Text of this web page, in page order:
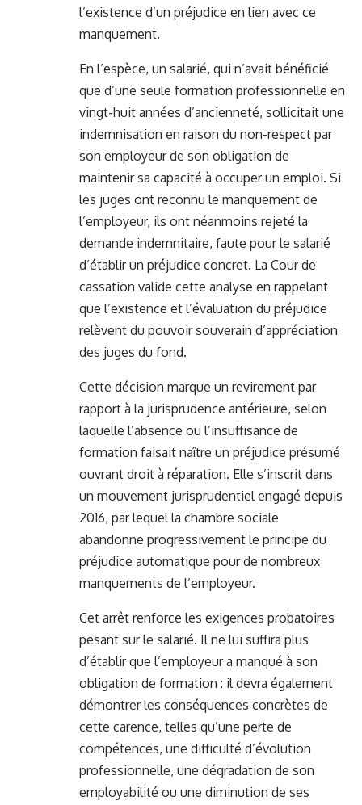
l’existence d’un préjudice en lien avec ce
manquement.
En l’espèce, un salarié, qui n’avait bénéficié
que d’une seule formation professionnelle en
vingt-huit années d’ancienneté, sollicitait une
indemnisation en raison du non-respect par
son employeur de son obligation de
maintenir sa capacité à occuper un emploi. Si
les juges ont reconnu le manquement de
l’employeur, ils ont néanmoins rejeté la
demande indemnitaire, faute pour le salarié
d’établir un préjudice concret. La Cour de
cassation valide cette analyse en rappelant
que l’existence et l’évaluation du préjudice
relèvent du pouvoir souverain d’appréciation
des juges du fond.
Cette décision marque un revirement par
rapport à la jurisprudence antérieure, selon
laquelle l’absence ou l’insuffisance de
formation faisait naître un préjudice présumé
ouvrant droit à réparation. Elle s’inscrit dans
un mouvement jurisprudentiel engagé depuis
2016, par lequel la chambre sociale
abandonne progressivement le principe du
préjudice automatique pour de nombreux
manquements de l’employeur.
Cet arrêt renforce les exigences probatoires
pesant sur le salarié. Il ne lui suffira plus
d’établir que l’employeur a manqué à son
obligation de formation : il devra également
démontrer les conséquences concrètes de
cette carence, telles qu’une perte de
compétences, une difficulté d’évolution
professionnelle, une dégradation de son
employabilité ou une diminution de ses